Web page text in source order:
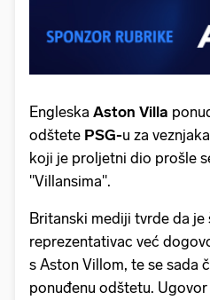
Engleska Aston Villa
odštete PSG-u za veznjaka
koji je proljetni dio prošle
"Villansima".
Britanski mediji tvrde da je
reprezentativac već
s Aston Villom, te se sada
ponuđenu odštetu.